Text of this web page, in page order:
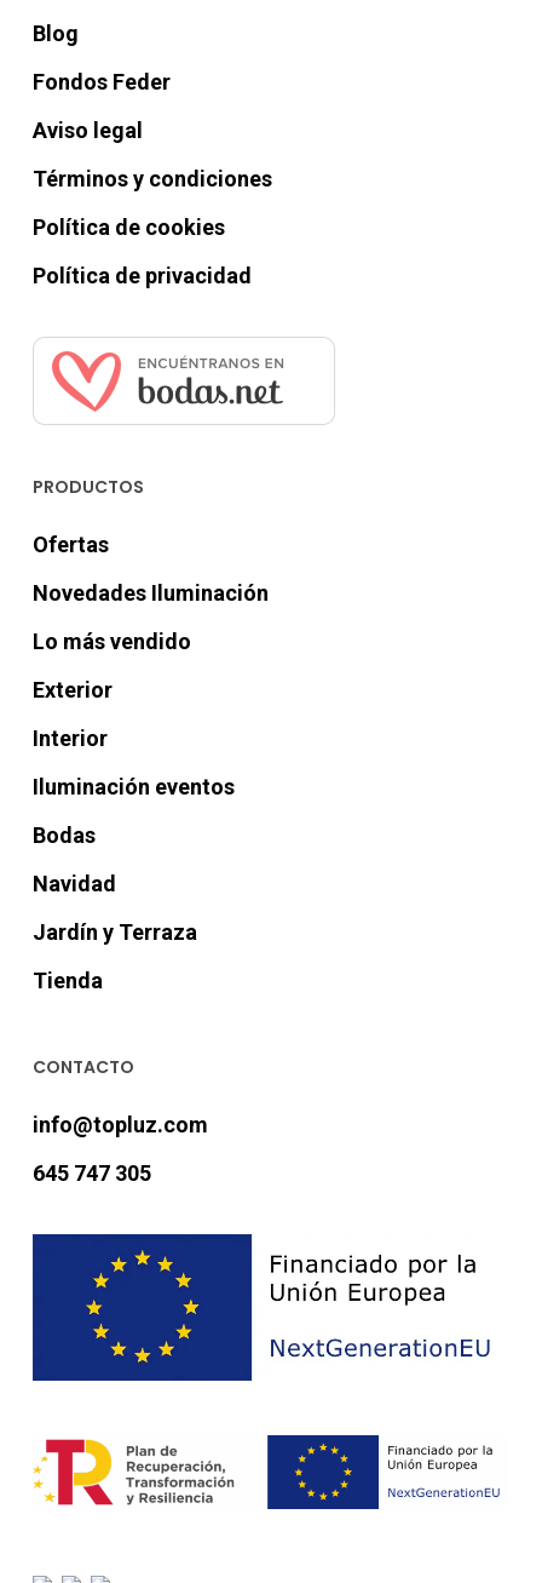
Blog
Fondos Feder
Aviso legal
Términos y condiciones
Política de cookies
Política de privacidad
PRODUCTOS
Ofertas
Novedades Iluminación
Lo más vendido
Exterior
Interior
Iluminación eventos
Bodas
Navidad
Jardín y Terraza
Tienda
CONTACTO
info@topluz.com
645 747 305